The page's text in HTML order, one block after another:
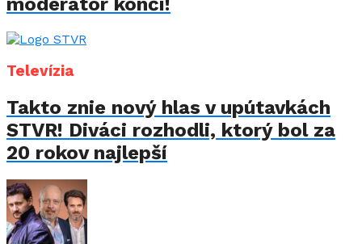
Televízia
Takto znie nový hlas v upútavkách
STVR! Diváci rozhodli, ktorý bol za
20 rokov najlepší